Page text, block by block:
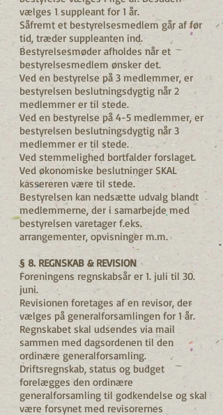
vælges 1 suppleant for 1 år.
Såfremt et bestyrelsesmedlem går af før
tid, træder suppleanten ind.
Bestyrelsesmøder afholdes når et
bestyrelsesmedlem ønsker det.
Ved en bestyrelse på 3 medlemmer, er
bestyrelsen beslutningsdygtig når 2
medlemmer er til stede.
Ved en bestyrelse på 4-5 medlemmer, er
bestyrelsen beslutningsdygtig når 3
medlemmer er til stede.
Ved stemmelighed bortfalder forslaget.
Ved økonomiske beslutninger SKAL
kassereren være til stede.
Bestyrelsen kan nedsætte udvalg blandt
medlemmerne, der i samarbejde med
bestyrelsen varetager f.eks.
arrangementer, opvisninger m.m.
§ 8. REGNSKAB & REVISION
Foreningens regnskabsår er 1. juli til 30.
juni.
Revisionen foretages af en revisor, der
vælges på generalforsamlingen for 1 år.
Regnskabet skal udsendes via mail
sammen med dagsordenen til den
ordinære generalforsamling.
Driftsregnskab, status og budget
forelægges den ordinære
generalforsamling til godkendelse og skal
være forsynet med revisorernes